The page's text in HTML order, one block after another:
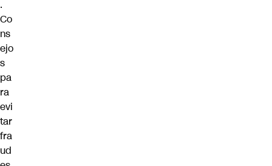
.
Co
ns
ejo
s
pa
ra
evi
tar
fra
ud